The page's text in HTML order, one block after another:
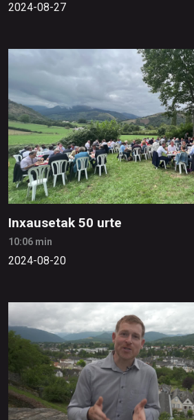
2024-08-27
Inxausetak 50 urte
10:06 min
2024-08-20